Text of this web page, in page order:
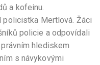
a kofeinu.
policistka Mertlová. Žáci
policie a odpovídali
hlediskem
s návykovými